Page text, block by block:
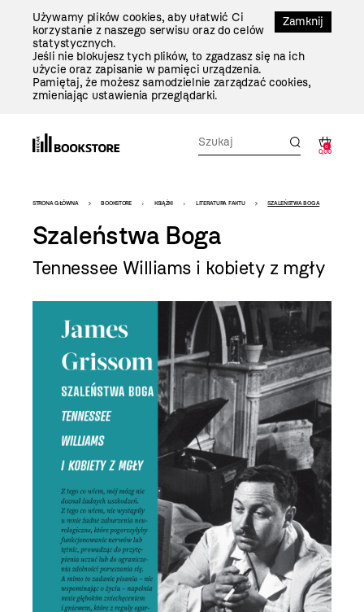
Zamknij
Używamy plików cookies, aby ułatwić Ci
korzystanie z naszego serwisu oraz do celów
statystycznych.
Jeśli nie blokujesz tych plików, to zgadzasz się na ich
użycie oraz zapisanie w pamięci urządzenia.
Pamiętaj, że możesz samodzielnie zarządzać cookies,
zmieniając ustawienia przeglądarki.
0
0,00
Bookstore
-
szablon
szczegóły
STRONA GŁÓWNA BOOKSTORE KSIĄŻKI LITERATURA FAKTU SZALEŃSTWA BOGA
Szaleństwa Boga
Tennessee Williams i kobiety z mgły